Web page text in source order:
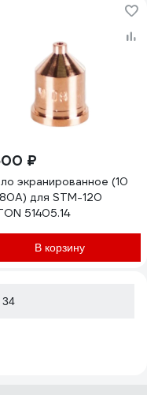
₽
экранированное (10
для STM-120
51405.14
В корзину
34